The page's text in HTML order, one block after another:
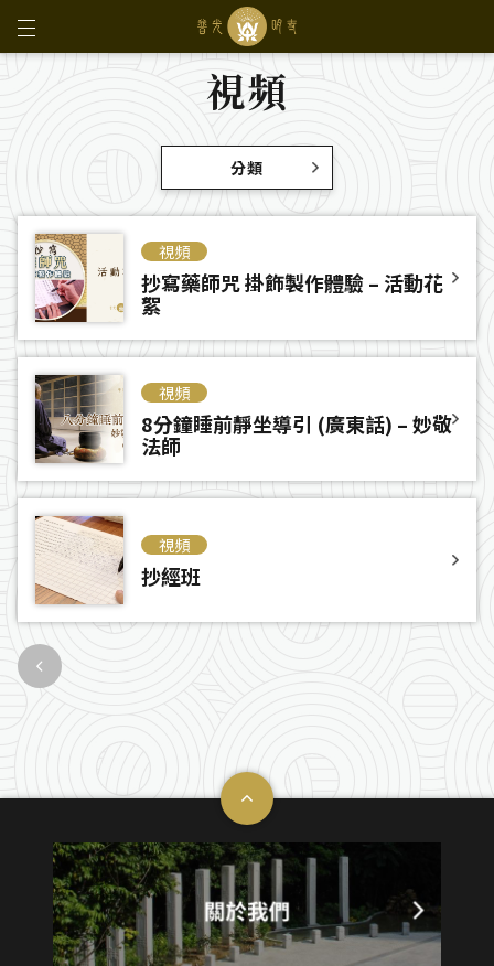
視頻
分類
視頻
抄寫藥師咒 掛飾製作體驗 – 活動花
絮
視頻
8分鐘睡前靜坐導引 (廣東話) – 妙敬
法師
視頻
抄經班